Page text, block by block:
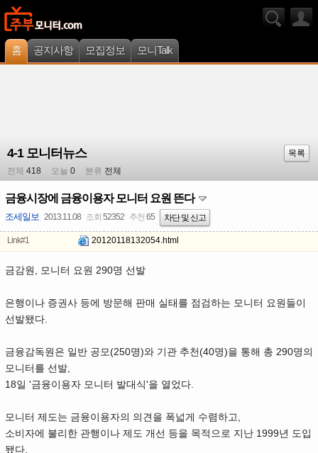
홈 공지사항 모집정보 모니Talk
4-1 모니터뉴스
목록
전체 418 오늘 0 분류 전체
금융시장에 금융이용자 모니터 요원 뜬다
조세일보 2013.11.08 조회 52352 추천 65 차단 및 신고
Link#1 20120118132054.html
금감원, 모니터 요원 290명 선발
은행이나 증권사 등에 방문해 판매 실태를 점검하는 모니터 요원들이
선발됐다.
금융감독원은 일반 공모(250명)와 기관 추천(40명)을 통해 총 290명의
모니터를 선발,
18일 '금융이용자 모니터 발대식'을 열었다.
모니터 제도는 금융이용자의 의견을 폭넓게 수렴하고,
소비자에 불리한 관행이나 제도 개선 등을 목적으로 지난 1999년 도입
됐다.